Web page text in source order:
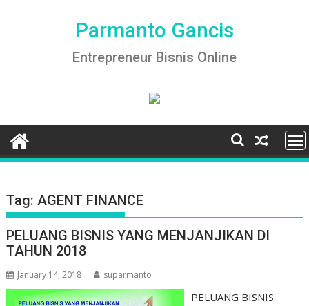
Parmanto Gancis
Entrepreneur Bisnis Online
Tag:AGENT FINANCE
PELUANG BISNIS YANG MENJANJIKAN DI
TAHUN 2018
January 14, 2018 suparmanto
PELUANG BISNIS